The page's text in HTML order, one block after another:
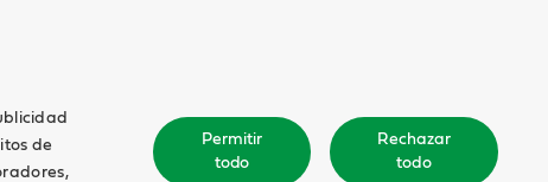
de
Permitir
todo
Rechazar
todo